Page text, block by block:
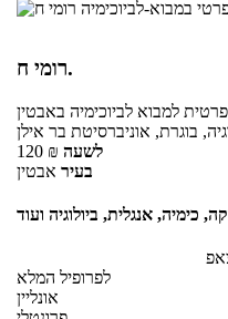
רומי ח.
למבוא לביוכימיה באבטין
בוגרת, אוניברסיטת בר אילן
120 ₪ לשעה
בעיר אבטין
כימיה, אנגלית, ביולוגיה ועוד
לפרופיל המלא
אונליין